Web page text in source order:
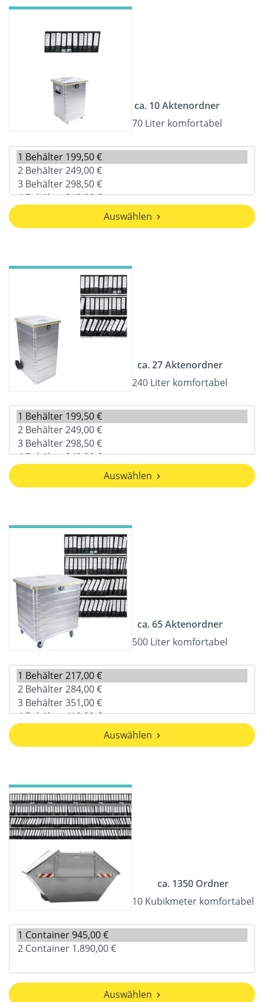
ca. 10 Aktenordner
70 Liter komfortabel
Auswählen
ca. 27 Aktenordner
240 Liter komfortabel
Auswählen
ca. 65 Aktenordner
500 Liter komfortabel
Auswählen
ca. 1350 Ordner
10 Kubikmeter komfortabel
Auswählen